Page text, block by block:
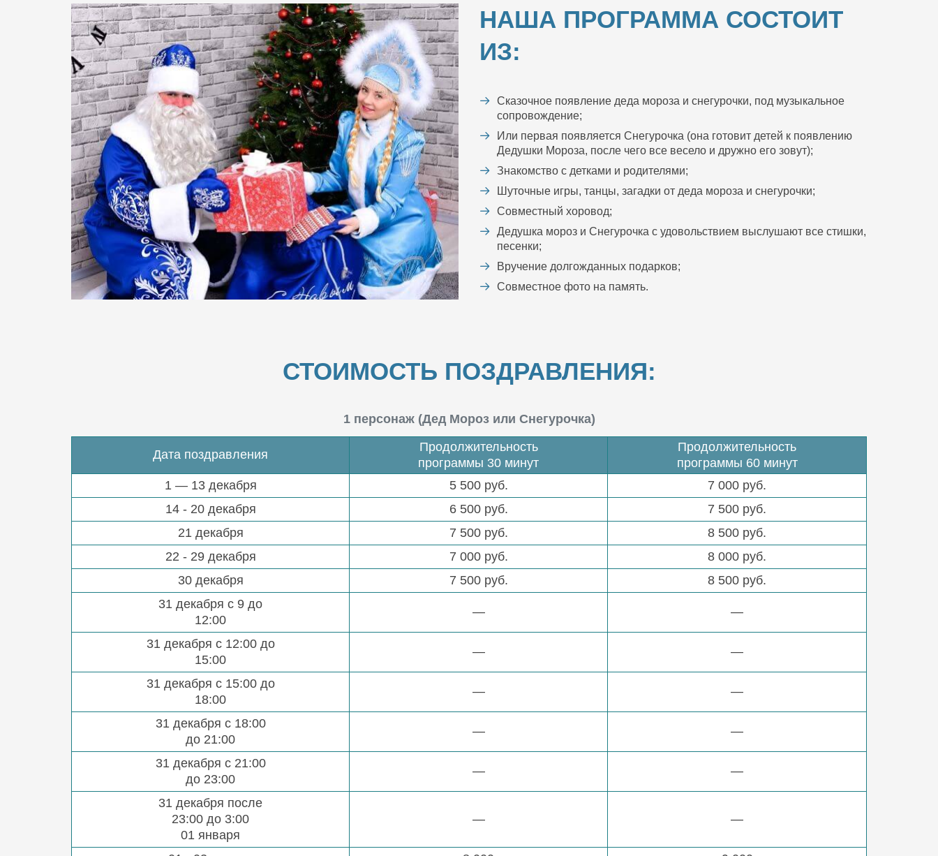
НАША ПРОГРАММА СОСТОИТ
ИЗ:
Сказочное появление деда мороза и снегурочки, под музыкальное
сопровождение;
Или первая появляется Снегурочка (она готовит детей к появлению
Дедушки Мороза, после чего все весело и дружно его зовут);
Знакомство с детками и родителями;
Шуточные игры, танцы, загадки от деда мороза и снегурочки;
Совместный хоровод;
Дедушка мороз и Снегурочка с удовольствием выслушают все стишки,
песенки;
Вручение долгожданных подарков;
Совместное фото на память.
СТОИМОСТЬ ПОЗДРАВЛЕНИЯ:
1 персонаж (Дед Мороз или Снегурочка)
Дата поздравления
Продолжительность
программы 30 минут
Продолжительность
программы 60 минут
1 — 13 декабря
5 500 руб.
7 000 руб.
14 - 20 декабря
6 500 руб.
7 500 руб.
21 декабря
7 500 руб.
8 500 руб.
22 - 29 декабря
7 000 руб.
8 000 руб.
30 декабря
7 500 руб.
8 500 руб.
31 декабря с 9 до
12:00
— —
31 декабря с 12:00 до
15:00
— —
31 декабря с 15:00 до
18:00
— —
31 декабря с 18:00
до 21:00
— —
31 декабря с 21:00
до 23:00
— —
31 декабря после
23:00 до 3:00
01 января
— —